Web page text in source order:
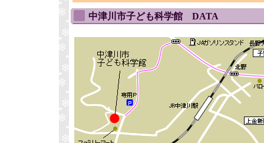
中津川市子ども科学館 DATA